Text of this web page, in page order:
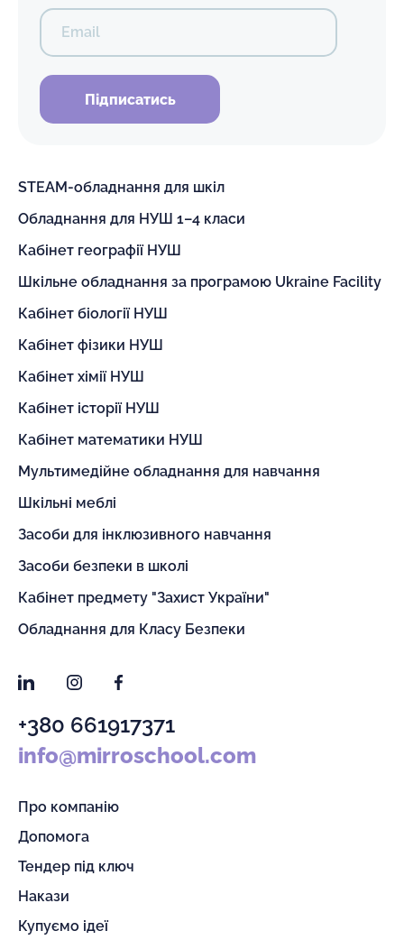
Email
Підписатись
STEAM-обладнання для шкіл
Обладнання для НУШ 1–4 класи
Кабінет географії НУШ
Шкільне обладнання за програмою Ukraine Facility
Кабінет біології НУШ
Кабінет фізики НУШ
Кабінет хімії НУШ
Кабінет історії НУШ
Кабінет математики НУШ
Мультимедійне обладнання для навчання
Шкільні меблі
Засоби для інклюзивного навчання
Засоби безпеки в школі
Кабінет предмету "Захист України"
Обладнання для Класу Безпеки
LinkedInInstagramFacebook
+380 661917371
info@mirroschool.com
Про компанію
Допомога
Тендер під ключ
Накази
Купуємо ідеї